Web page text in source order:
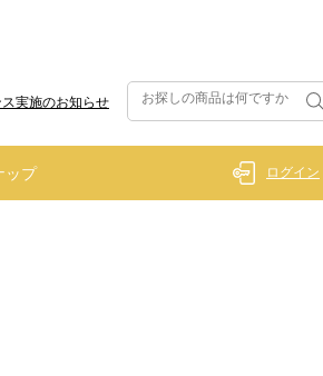
実施のお知らせ
ップ ログイン